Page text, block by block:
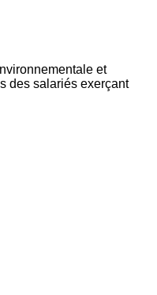
et
des salariés exerçant